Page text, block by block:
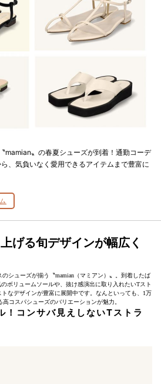
mamian〟の春夏シューズが到着！通勤コーデ
、気負いなく愛用できるアイテムまで豊富に
げる旬デザインが幅広く
シューズが揃う〝mamian（マミアン）〟。到着したば
ボリュームソールや、抜け感演出に取り入れたいTスト
なデザインが豊富に展開中です。なんといっても、1万
コスパシューズのバリエーションが魅力。
！コンサバ見えしないTストラ